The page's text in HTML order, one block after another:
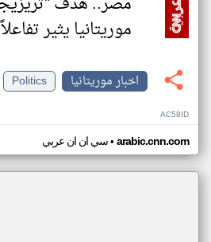
موريتانيا يثير تفاعلاً
اخبار موريتانيا
Politics
AC58ID
سي ان ان عربي• arabic.cnn.com